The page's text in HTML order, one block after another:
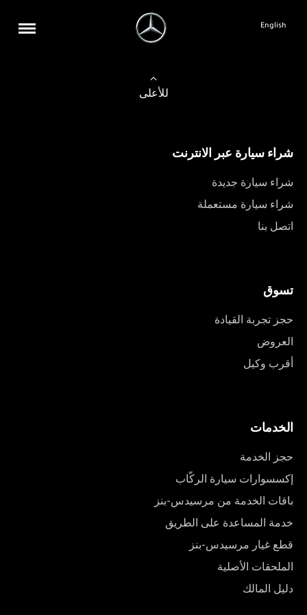
English
للأعلى
شراء سيارة عبر الانترنت
شراء سيارة جديدة
شراء سيارة مستعملة
اتصل بنا
تسوق
حجز تجربة القيادة
العروض
أقرب وكيل
الخدمات
حجز الخدمة
إكسسوارات سيارة الركّاب
باقات الخدمة من مرسيدس-بنز
خدمة المساعدة على الطريق
قطع غيار مرسيدس-بنز
الملحقات الأصلية
دليل المالك